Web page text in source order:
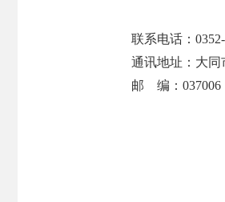
联系电话：
通讯地址：大
邮
编： 037006